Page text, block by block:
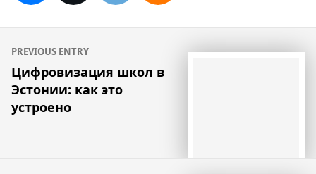
Навигация
по
записям
PREVIOUS ENTRY
Цифровизация школ в
Эстонии: как это
устроено